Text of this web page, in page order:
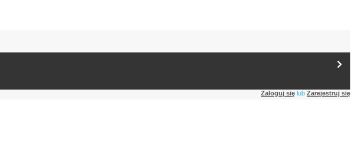
Zaloguj się lub Zarejestruj się